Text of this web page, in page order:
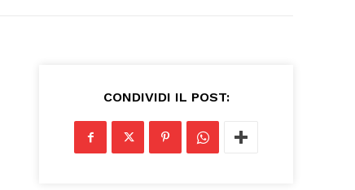
CONDIVIDI IL POST: